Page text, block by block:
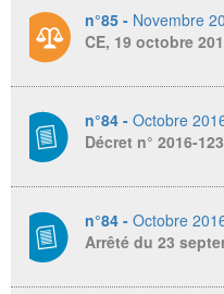
n°85 - Novembre
CE, 19 octobre
n°84 - Octobre
Décret n° 2016-
n°84 - Octobre
Arrêté du 23